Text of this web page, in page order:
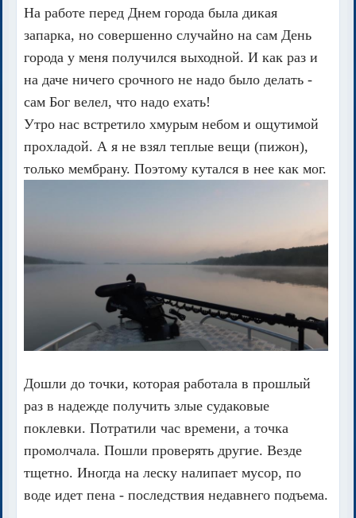
На работе перед Днем города была дикая
запарка, но совершенно случайно на сам День
города у меня получился выходной. И как раз и
на даче ничего срочного не надо было делать -
сам Бог велел, что надо ехать!
Утро нас встретило хмурым небом и ощутимой
прохладой. А я не взял теплые вещи (пижон),
только мембрану. Поэтому кутался в нее как мог.
Дошли до точки, которая работала в прошлый
раз в надежде получить злые судаковые
поклевки. Потратили час времени, а точка
промолчала. Пошли проверять другие. Везде
тщетно. Иногда на леску налипает мусор, по
воде идет пена - последствия недавнего подъема.